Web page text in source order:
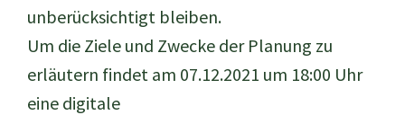
unberücksichtigt bleiben.
Um die Ziele und Zwecke der Planung zu
erläutern findet am 07.12.2021 um 18:00 Uhr
eine digitale